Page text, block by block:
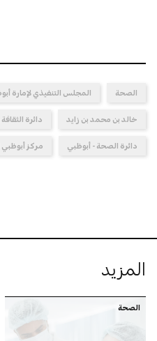
الصحة المجلس التنفيذي لإمارة
خالد بن محمد بن زايد دائرة
دائرة الصحة - أبوظبي مركز أبوظبي
المزيد
الصحة